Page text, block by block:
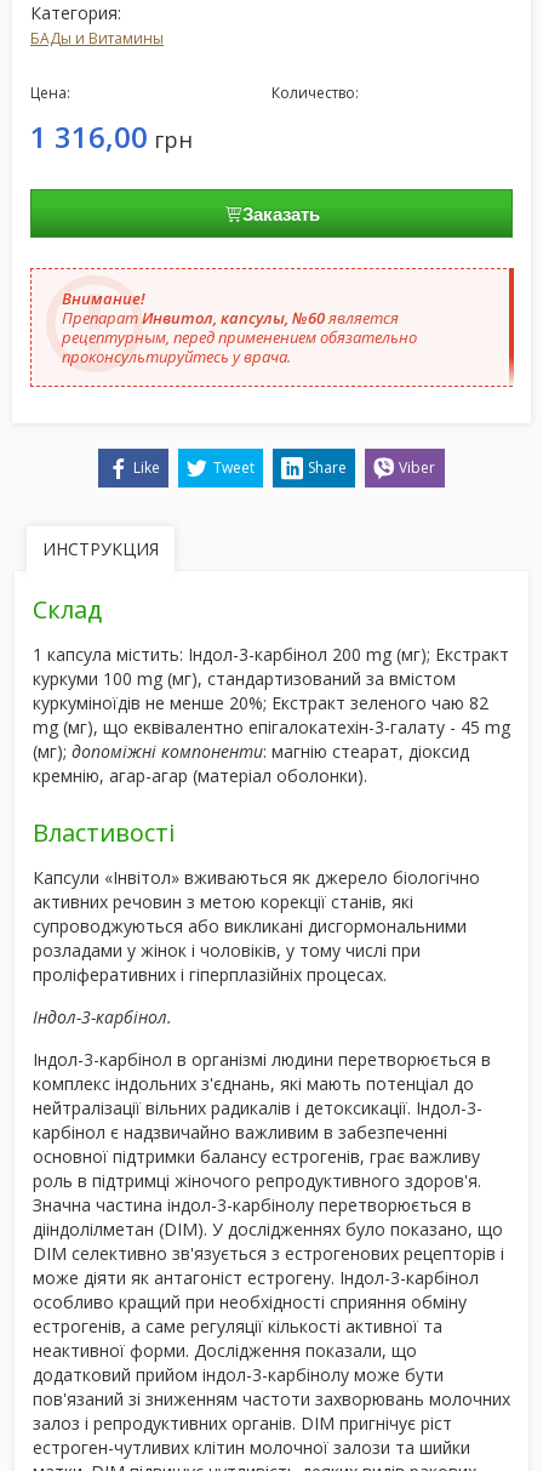
Категория:
БАДы и Витамины
Цена:
1 316,00 грн
Количество:
Заказать
Внимание!
ПрепаратИнвитол, капсулы, №60является
рецептурным, перед применением обязательно
проконсультируйтесь у врача.
Like Tweet Share Viber
ИНСТРУКЦИЯ
Склад
1 капсула містить: Індол-3-карбінол 200 mg (мг); Екстракт
куркуми 100 mg (мг), стандартизований за вмістом
куркуміноїдів не менше 20%; Екстракт зеленого чаю 82
mg (мг), що еквівалентно епігалокатехін-3-галату - 45 mg
(мг); допоміжні компоненти: магнію стеарат, діоксид
кремнію, агар-агар (матеріал оболонки).
Властивості
Капсули «Інвітол» вживаються як джерело біологічно
активних речовин з метою корекції станів, які
супроводжуються або викликані дисгормональними
розладами у жінок і чоловіків, у тому числі при
проліферативних і гіперплазійніх процесах.
Індол-3-карбінол.
Індол-3-карбінол в організмі людини перетворюється в
комплекс індольних з'єднань, які мають потенціал до
нейтралізації вільних радикалів і детоксикації. Індол-3-
карбінол є надзвичайно важливим в забезпеченні
основної підтримки балансу естрогенів, грає важливу
роль в підтримці жіночого репродуктивного здоров'я.
Значна частина індол-3-карбінолу перетворюється в
дііндолілметан (DIM). У дослідженнях було показано, що
DIM селективно зв'язується з естрогенових рецепторів і
може діяти як антагоніст естрогену. Індол-3-карбінол
особливо кращий при необхідності сприяння обміну
естрогенів, а саме регуляції кількості активної та
неактивної форми. Дослідження показали, що
додатковий прийом індол-3-карбінолу може бути
пов'язаний зі зниженням частоти захворювань молочних
залоз і репродуктивних органів. DIM пригнічує ріст
естроген-чутливих клітин молочної залози та шийки